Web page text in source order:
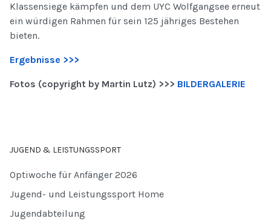
Klassensiege kämpfen und dem UYC Wolfgangsee erneut
ein würdigen Rahmen für sein 125 jähriges Bestehen
bieten.
Ergebnisse >>>
Fotos (copyright by Martin Lutz) >>> BILDERGALERIE
JUGEND & LEISTUNGSSPORT
Optiwoche für Anfänger 2026
Jugend- und Leistungssport Home
Jugendabteilung